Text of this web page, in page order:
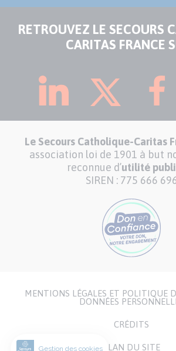
RETROUVEZ LE SECOURS
CARITAS FRANCE
Le Secours Catholique-Caritas
association loi de 1901 à but
reconnue d’utilité
SIREN : 775 666
page
MENTIONS LÉGALES ET POLITIQUE
DONNÉES
CRÉDITS
PLAN DU SITE